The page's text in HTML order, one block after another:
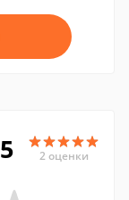
5 2 оценки